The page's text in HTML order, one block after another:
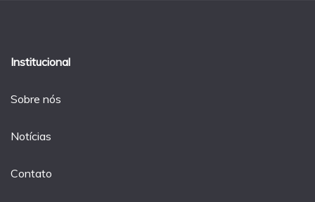
Institucional
Sobre nós
Notícias
Contato